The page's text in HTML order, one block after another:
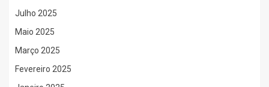
Julho 2025
Maio 2025
Março 2025
Fevereiro 2025